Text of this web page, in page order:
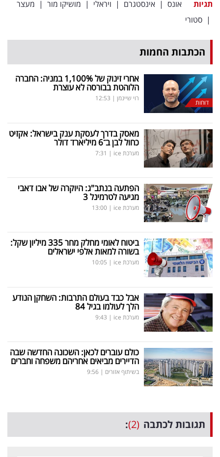
תגיות אונס | אינסטגרם | ויראלי | מושיקו מור | מעצר
| סטורי
הכתבות החמות
דוחות
אחרי זינוק של 1,100% במניה: החברה
הלוהטת בבורסה לא עוצרת
רוי שיינמן |
12:53
מאסק בדרך לעסקת ענק בישראל: אקזיט
כחול לבן ב־6 מיליארד דולר
מערכת ice |
7:31
הפתעה בנתב"ג: היוקרה של אבו דאבי
מגיעה לטרמינל 3
מערכת ice |
13:00
ביטוח לאומי מחלק מחר 335 מיליון שקל:
בשורה למאות אלפי ישראלים
מערכת ice |
10:05
אבל כבד בעולם התרבות: השחקן הנודע
הלך לעולמו בגיל 84
מערכת ice |
9:43
כולם עוברים לכאן: השכונה החדשה שבה
הדיירים מביאים אחריהם משפחה וחברים
בשיתוף אזורים |
9:56
תגובות לכתבה (2)
: